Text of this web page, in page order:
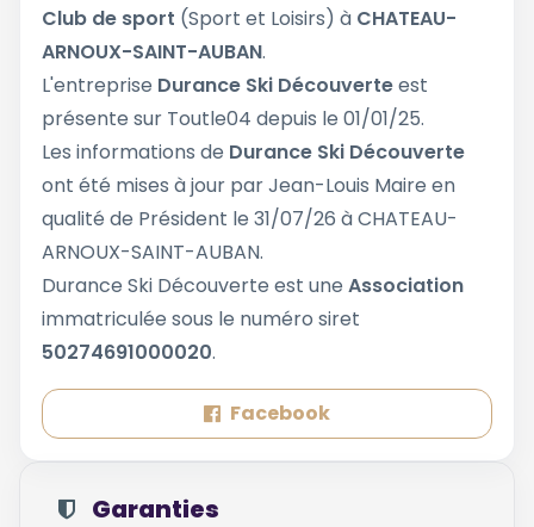
Club de sport (Sport et Loisirs) à CHATEAU-
ARNOUX-SAINT-AUBAN.
L'entreprise Durance Ski Découverteest
présente sur Toutle04 depuis le 01/01/25.
Les informations de Durance Ski Découverte
ont été mises à jour par Jean-Louis Maire en
qualité de Président le 31/07/26 à CHATEAU-
ARNOUX-SAINT-AUBAN.
Durance Ski Découverte est une Association
immatriculée sous le numéro siret
50274691000020.
Facebook
Garanties